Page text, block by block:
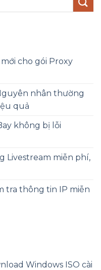
cho gói Proxy
nhân thường
quả
không bị lỗi
Livestream miễn phí,
tra thông tin IP miễn
Windows ISO cài